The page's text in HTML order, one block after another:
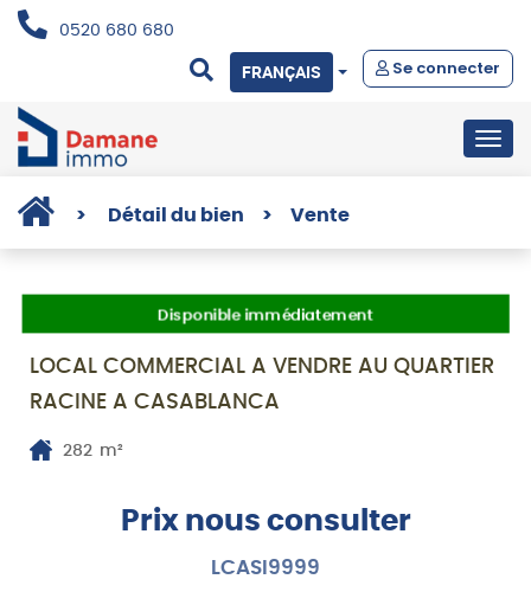
0520 680 680
Se connecter
FRANÇAIS
> Détail du bien > Vente
Disponible immédiatement
LOCAL COMMERCIAL A VENDRE AU QUARTIER
RACINE A CASABLANCA
282 m²
Prix nous consulter
LCASI9999